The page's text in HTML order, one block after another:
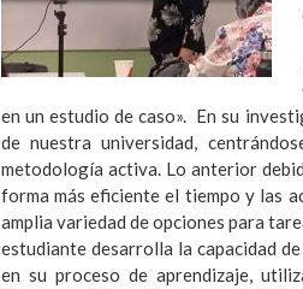
en un estudio de caso». En su
de nuestra universidad,
metodología activa. Lo anterior
forma más eficiente el tiempo y las
amplia variedad de opciones para
estudiante desarrolla la capacidad
en su proceso de aprendizaje,